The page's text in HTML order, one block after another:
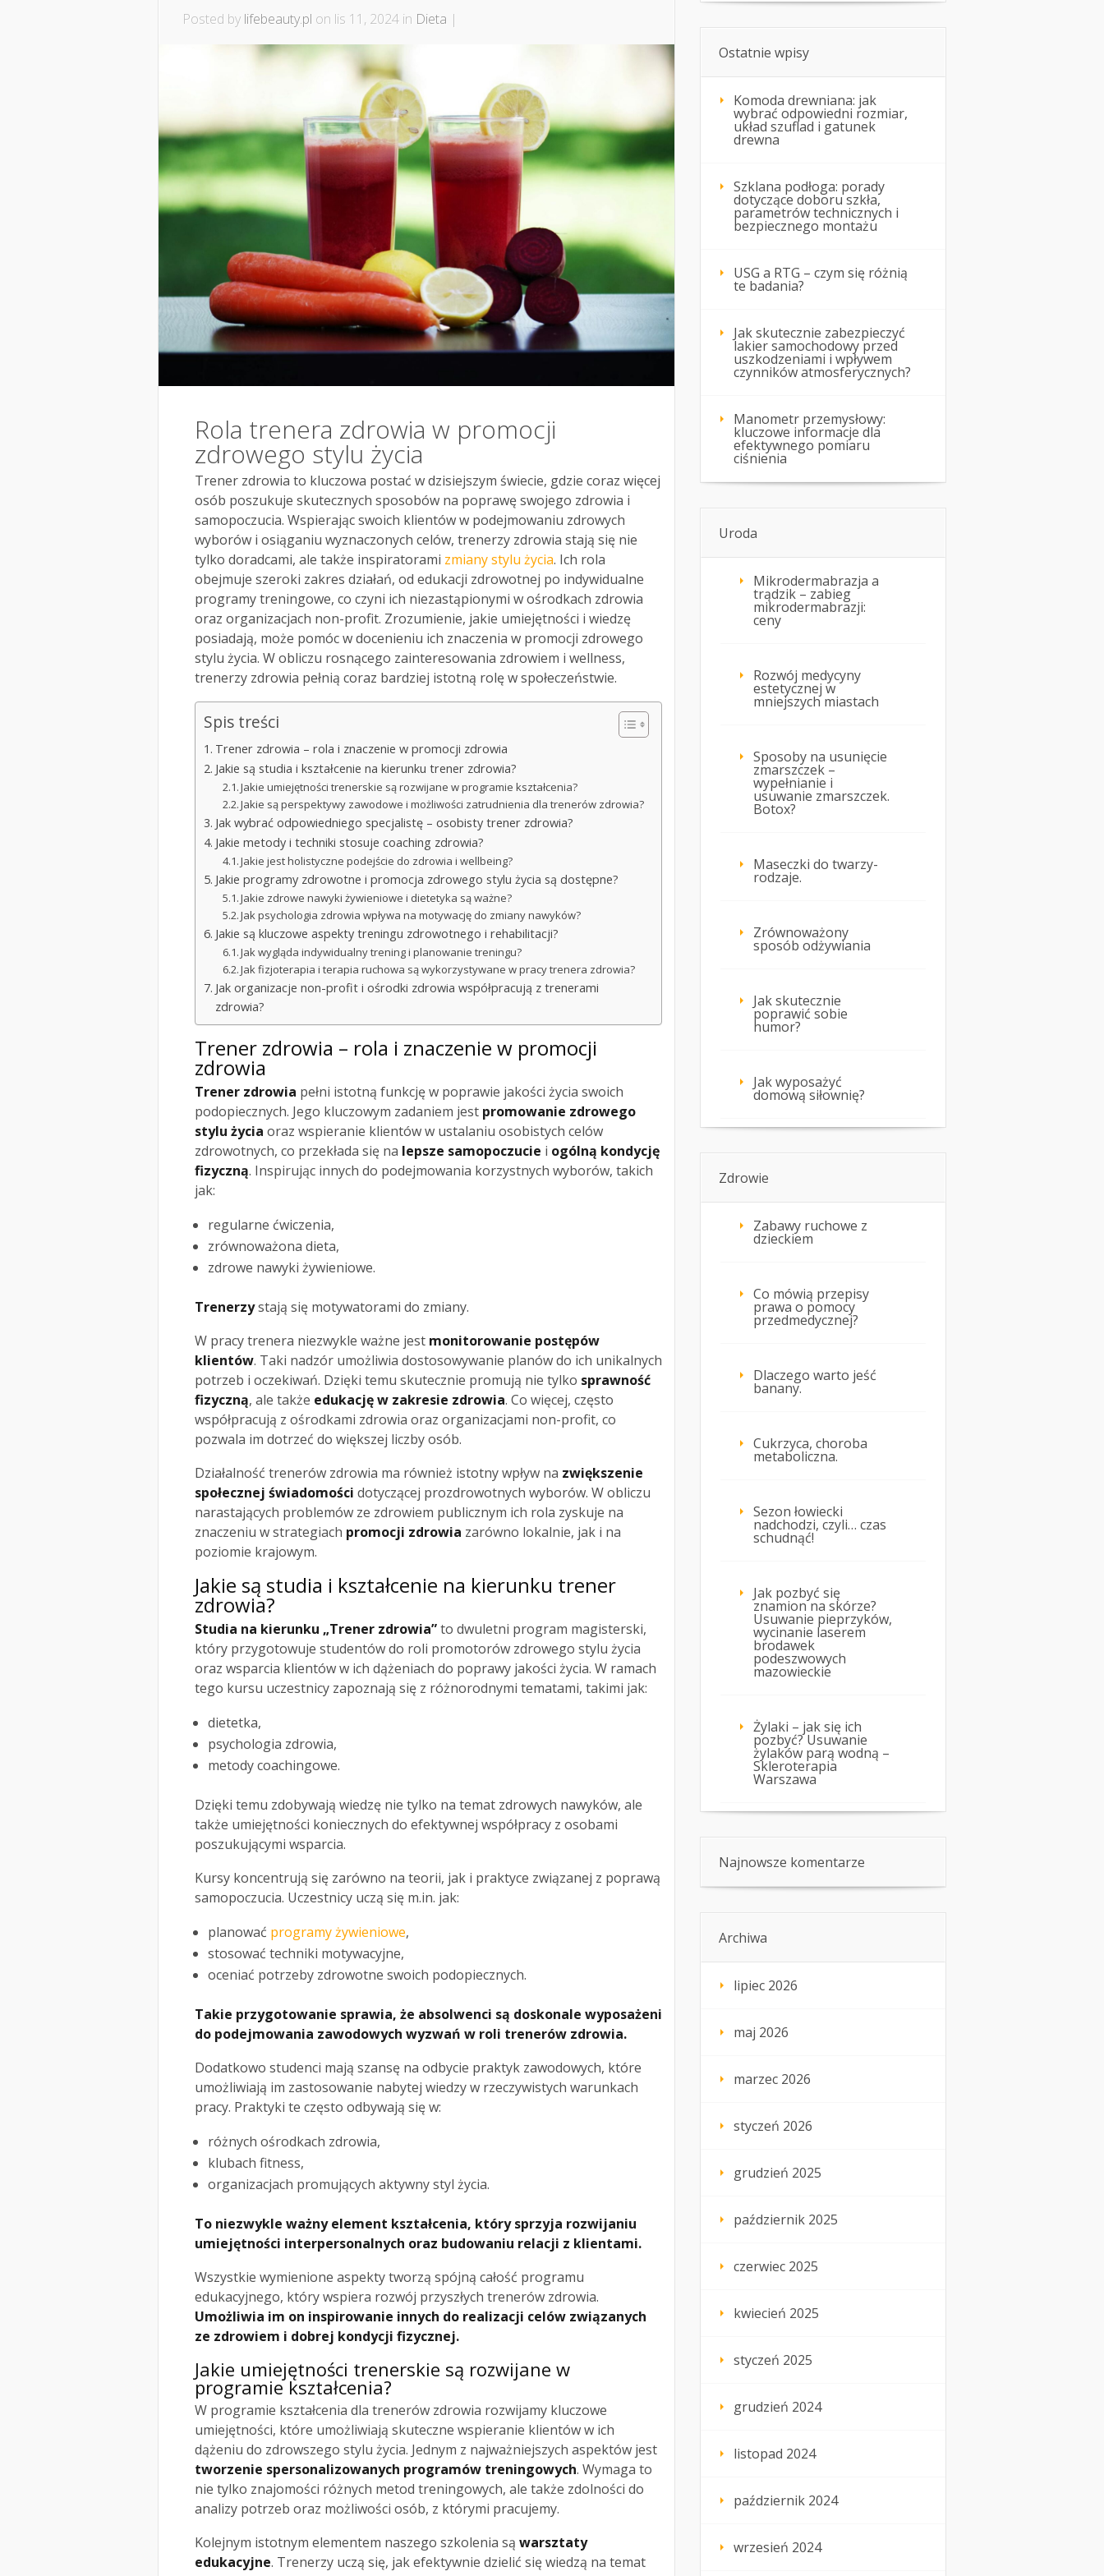
Posted by lifebeauty.pl on lis 11, 2024 in Dieta |
Rola trenera zdrowia w promocji
zdrowego stylu życia
Trener zdrowia to kluczowa postać w dzisiejszym świecie, gdzie coraz więcej
osób poszukuje skutecznych sposobów na poprawę swojego zdrowia i
samopoczucia. Wspierając swoich klientów w podejmowaniu zdrowych
wyborów i osiąganiu wyznaczonych celów, trenerzy zdrowia stają się nie
tylko doradcami, ale także inspiratorami zmiany stylu życia. Ich rola
obejmuje szeroki zakres działań, od edukacji zdrowotnej po indywidualne
programy treningowe, co czyni ich niezastąpionymi w ośrodkach zdrowia
oraz organizacjach non-profit. Zrozumienie, jakie umiejętności i wiedzę
posiadają, może pomóc w docenieniu ich znaczenia w promocji zdrowego
stylu życia. W obliczu rosnącego zainteresowania zdrowiem i wellness,
trenerzy zdrowia pełnią coraz bardziej istotną rolę w społeczeństwie.
Spis treści
Trener zdrowia – rola i znaczenie w promocji zdrowia
Jakie są studia i kształcenie na kierunku trener zdrowia?
Jakie umiejętności trenerskie są rozwijane w programie kształcenia?
Jakie są perspektywy zawodowe i możliwości zatrudnienia dla trenerów zdrowia?
Jak wybrać odpowiedniego specjalistę – osobisty trener zdrowia?
Jakie metody i techniki stosuje coaching zdrowia?
Jakie jest holistyczne podejście do zdrowia i wellbeing?
Jakie programy zdrowotne i promocja zdrowego stylu życia są dostępne?
Jakie zdrowe nawyki żywieniowe i dietetyka są ważne?
Jak psychologia zdrowia wpływa na motywację do zmiany nawyków?
Jakie są kluczowe aspekty treningu zdrowotnego i rehabilitacji?
Jak wygląda indywidualny trening i planowanie treningu?
Jak fizjoterapia i terapia ruchowa są wykorzystywane w pracy trenera zdrowia?
Jak organizacje non-profit i ośrodki zdrowia współpracują z trenerami
zdrowia?
Trener zdrowia – rola i znaczenie w promocji
zdrowia
Trener zdrowia pełni istotną funkcję w poprawie jakości życia swoich
podopiecznych. Jego kluczowym zadaniem jest promowanie zdrowego
stylu życia oraz wspieranie klientów w ustalaniu osobistych celów
zdrowotnych, co przekłada się na lepsze samopoczucie i ogólną kondycję
fizyczną. Inspirując innych do podejmowania korzystnych wyborów, takich
jak:
regularne ćwiczenia,
zrównoważona dieta,
zdrowe nawyki żywieniowe.
Trenerzystają się motywatorami do zmiany.
W pracy trenera niezwykle ważne jest monitorowanie postępów
klientów. Taki nadzór umożliwia dostosowywanie planów do ich unikalnych
potrzeb i oczekiwań. Dzięki temu skutecznie promują nie tylko sprawność
fizyczną, ale także edukację w zakresie zdrowia. Co więcej, często
współpracują z ośrodkami zdrowia oraz organizacjami non-profit, co
pozwala im dotrzeć do większej liczby osób.
Działalność trenerów zdrowia ma również istotny wpływ na zwiększenie
społecznej świadomości dotyczącej prozdrowotnych wyborów. W obliczu
narastających problemów ze zdrowiem publicznym ich rola zyskuje na
znaczeniu w strategiach promocji zdrowia zarówno lokalnie, jak i na
poziomie krajowym.
Jakie są studia i kształcenie na kierunku trener
zdrowia?
Studia na kierunku „Trener zdrowia”to dwuletni program magisterski,
który przygotowuje studentów do roli promotorów zdrowego stylu życia
oraz wsparcia klientów w ich dążeniach do poprawy jakości życia. W ramach
tego kursu uczestnicy zapoznają się z różnorodnymi tematami, takimi jak:
dietetka,
psychologia zdrowia,
metody coachingowe.
Dzięki temu zdobywają wiedzę nie tylko na temat zdrowych nawyków, ale
także umiejętności koniecznych do efektywnej współpracy z osobami
poszukującymi wsparcia.
Kursy koncentrują się zarówno na teorii, jak i praktyce związanej z poprawą
samopoczucia. Uczestnicy uczą się m.in. jak:
planować programy żywieniowe,
stosować techniki motywacyjne,
oceniać potrzeby zdrowotne swoich podopiecznych.
Takie przygotowanie sprawia, że absolwenci są doskonale wyposażeni
do podejmowania zawodowych wyzwań w roli trenerów zdrowia.
Dodatkowo studenci mają szansę na odbycie praktyk zawodowych, które
umożliwiają im zastosowanie nabytej wiedzy w rzeczywistych warunkach
pracy. Praktyki te często odbywają się w:
różnych ośrodkach zdrowia,
klubach fitness,
organizacjach promujących aktywny styl życia.
To niezwykle ważny element kształcenia, który sprzyja rozwijaniu
umiejętności interpersonalnych oraz budowaniu relacji z klientami.
Wszystkie wymienione aspekty tworzą spójną całość programu
edukacyjnego, który wspiera rozwój przyszłych trenerów zdrowia.
Umożliwia im on inspirowanie innych do realizacji celów związanych
ze zdrowiem i dobrej kondycji fizycznej.
Jakie umiejętności trenerskie są rozwijane w
programie kształcenia?
W programie kształcenia dla trenerów zdrowia rozwijamy kluczowe
umiejętności, które umożliwiają skuteczne wspieranie klientów w ich
dążeniu do zdrowszego stylu życia. Jednym z najważniejszych aspektów jest
tworzenie spersonalizowanych programów treningowych. Wymaga to
nie tylko znajomości różnych metod treningowych, ale także zdolności do
analizy potrzeb oraz możliwości osób, z którymi pracujemy.
Kolejnym istotnym elementem naszego szkolenia są warsztaty
edukacyjne. Trenerzy uczą się, jak efektywnie dzielić się wiedzą na temat
Ostatnie wpisy
Komoda drewniana: jak
wybrać odpowiedni rozmiar,
układ szuflad i gatunek
drewna
Szklana podłoga: porady
dotyczące doboru szkła,
parametrów technicznych i
bezpiecznego montażu
USG a RTG – czym się różnią
te badania?
Jak skutecznie zabezpieczyć
lakier samochodowy przed
uszkodzeniami i wpływem
czynników atmosferycznych?
Manometr przemysłowy:
kluczowe informacje dla
efektywnego pomiaru
ciśnienia
Uroda
Mikrodermabrazja a
trądzik – zabieg
mikrodermabrazji:
ceny
Rozwój medycyny
estetycznej w
mniejszych miastach
Sposoby na usunięcie
zmarszczek –
wypełnianie i
usuwanie zmarszczek.
Botox?
Maseczki do twarzy-
rodzaje.
Zrównoważony
sposób odżywiania
Jak skutecznie
poprawić sobie
humor?
Jak wyposażyć
domową siłownię?
Zdrowie
Zabawy ruchowe z
dzieckiem
Co mówią przepisy
prawa o pomocy
przedmedycznej?
Dlaczego warto jeść
banany.
Cukrzyca, choroba
metaboliczna.
Sezon łowiecki
nadchodzi, czyli… czas
schudnąć!
Jak pozbyć się
znamion na skórze?
Usuwanie pieprzyków,
wycinanie laserem
brodawek
podeszwowych
mazowieckie
Żylaki – jak się ich
pozbyć? Usuwanie
żylaków parą wodną –
Skleroterapia
Warszawa
Najnowsze komentarze
Archiwa
lipiec 2026
maj 2026
marzec 2026
styczeń 2026
grudzień 2025
październik 2025
czerwiec 2025
kwiecień 2025
styczeń 2025
grudzień 2024
listopad 2024
październik 2024
wrzesień 2024